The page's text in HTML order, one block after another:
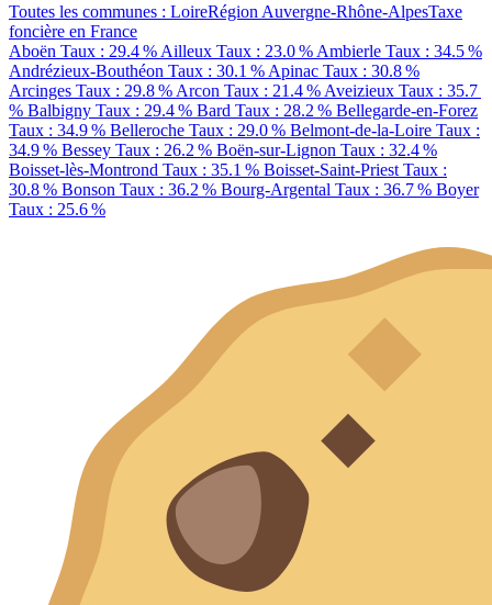
Toutes les communes : LoireRégion Auvergne-Rhône-AlpesTaxe
foncière en France
Aboën Taux : 29.4 % Ailleux Taux : 23.0 % Ambierle Taux : 34.5 %
Andrézieux-Bouthéon Taux : 30.1 % Apinac Taux : 30.8 %
Arcinges Taux : 29.8 % Arcon Taux : 21.4 % Aveizieux Taux : 35.7
% Balbigny Taux : 29.4 % Bard Taux : 28.2 % Bellegarde-en-Forez
Taux : 34.9 % Belleroche Taux : 29.0 % Belmont-de-la-Loire Taux :
34.9 % Bessey Taux : 26.2 % Boën-sur-Lignon Taux : 32.4 %
Boisset-lès-Montrond Taux : 35.1 % Boisset-Saint-Priest Taux :
30.8 % Bonson Taux : 36.2 % Bourg-Argental Taux : 36.7 % Boyer
Taux : 25.6 %